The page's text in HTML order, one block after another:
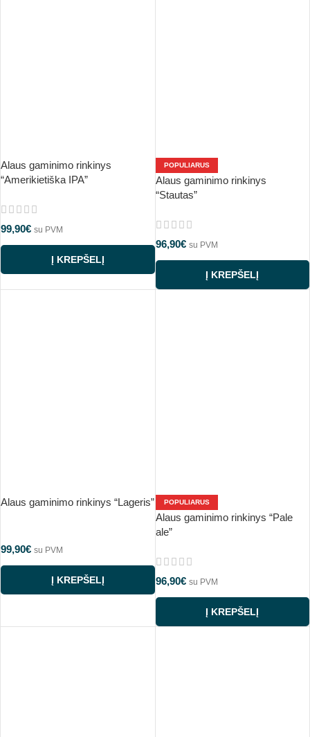
Alaus gaminimo rinkinys
“Amerikietiška IPA”
99,90€ su PVM
Į KREPŠELĮ
POPULIARUS
Alaus gaminimo rinkinys
“Stautas”
96,90€ su PVM
Į KREPŠELĮ
Alaus gaminimo rinkinys “Lageris”
99,90€ su PVM
Į KREPŠELĮ
POPULIARUS
Alaus gaminimo rinkinys “Pale
ale”
96,90€ su PVM
Į KREPŠELĮ